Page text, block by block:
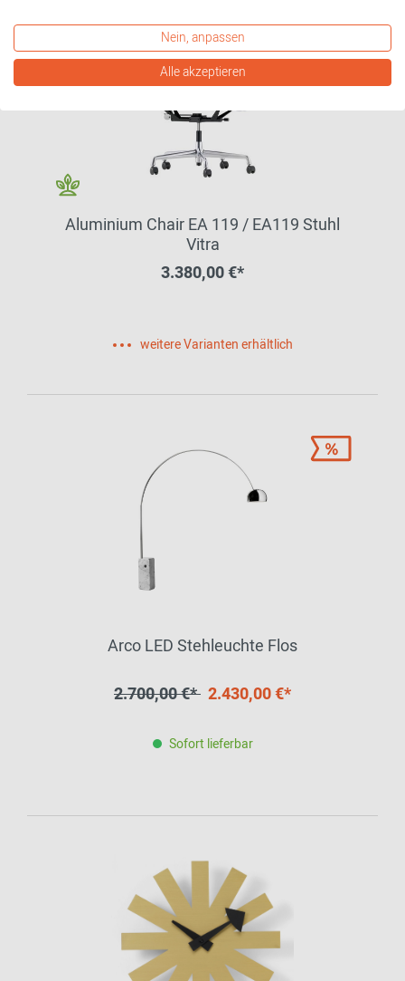
Aluminium Chair EA 119 / EA119 Stuhl
Vitra
3.380,00 €*
weitere Varianten erhältlich
Arco LED Stehleuchte Flos
2.700,00 €* 2.430,00 €*
Sofort lieferbar
Nein, anpassen
Alle akzeptieren